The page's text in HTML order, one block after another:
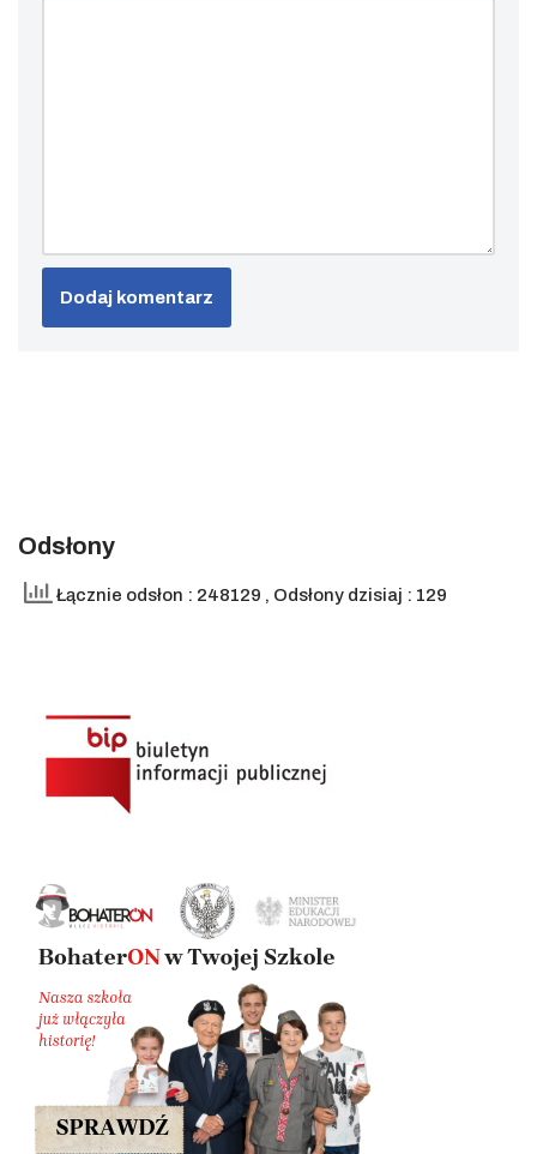
Odsłony
Łącznie odsłon : 248129 , Odsłony dzisiaj : 129